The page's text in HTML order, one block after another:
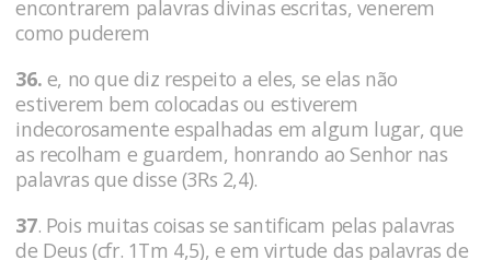
encontrarem palavras divinas escritas, venerem
como puderem
36. e, no que diz respeito a eles, se elas não
estiverem bem colocadas ou estiverem
indecorosamente espalhadas em algum lugar, que
as recolham e guardem, honrando ao Senhor nas
palavras que disse (3Rs 2,4).
37. Pois muitas coisas se santificam pelas palavras
de Deus (cfr. 1Tm 4,5), e em virtude das palavras de